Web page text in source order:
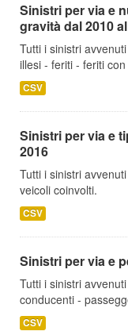
Sinistri per via e
gravità dal 2010
Tutti i sinistri
illesi - feriti - feriti
CSV
Sinistri per via e
2016
Tutti i sinistri
veicoli coinvolti.
CSV
Sinistri per via e
Tutti i sinistri
conducenti -
CSV